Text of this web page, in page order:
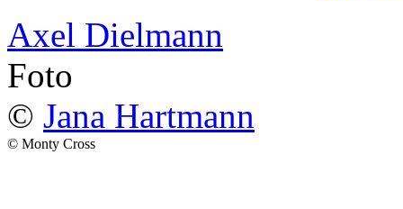
Axel Dielmann
Foto
© Jana Hartmann
© Monty Cross